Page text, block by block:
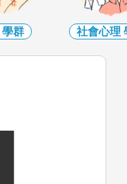
學群 社會心理